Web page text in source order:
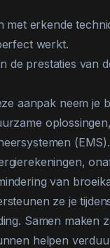
met erkende
werkt.
de prestaties van
aanpak neem je
van
ze je
Samen maken
helpen